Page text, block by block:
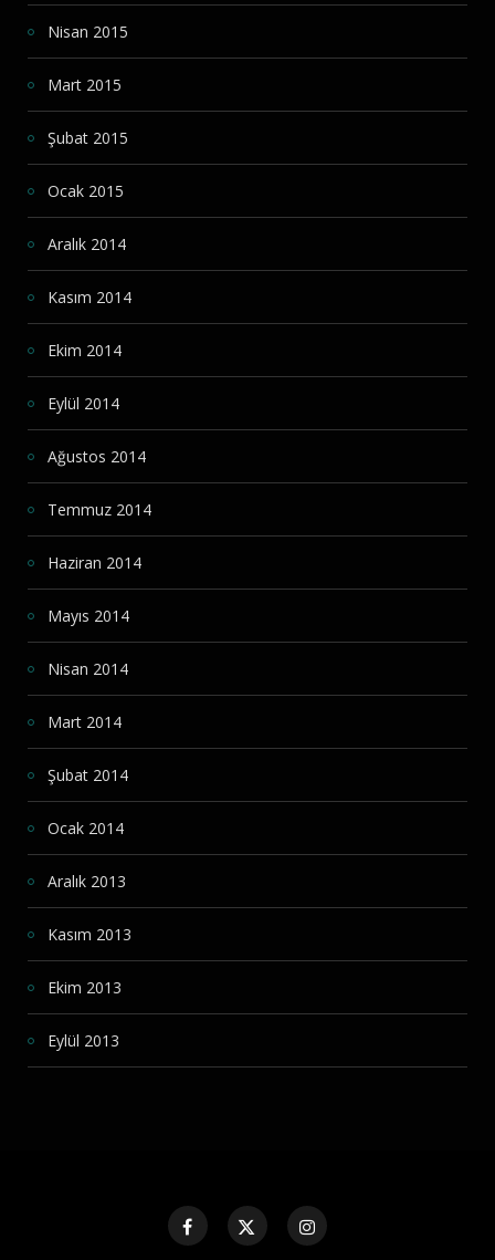
Nisan 2015
Mart 2015
Şubat 2015
Ocak 2015
Aralık 2014
Kasım 2014
Ekim 2014
Eylül 2014
Ağustos 2014
Temmuz 2014
Haziran 2014
Mayıs 2014
Nisan 2014
Mart 2014
Şubat 2014
Ocak 2014
Aralık 2013
Kasım 2013
Ekim 2013
Eylül 2013